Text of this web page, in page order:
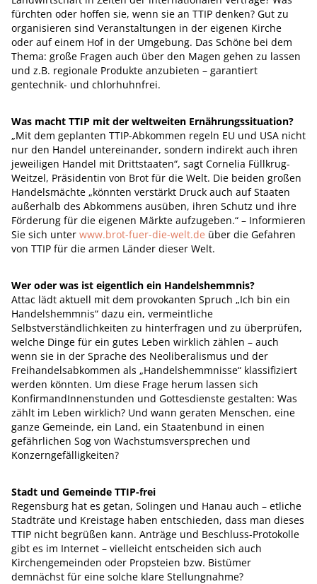
fürchten oder hoffen sie, wenn sie an TTIP denken? Gut zu
organisieren sind Veranstaltungen in der eigenen Kirche
oder auf einem Hof in der Umgebung. Das Schöne bei dem
Thema: große Fragen auch über den Magen gehen zu lassen
und z.B. regionale Produkte anzubieten – garantiert
gentechnik- und chlorhuhnfrei.
Was macht TTIP mit der weltweiten Ernährungssituation?
„Mit dem geplanten TTIP-Abkommen regeln EU und USA nicht
nur den Handel untereinander, sondern indirekt auch ihren
jeweiligen Handel mit Drittstaaten“, sagt Cornelia Füllkrug-
Weitzel, Präsidentin von Brot für die Welt. Die beiden großen
Handelsmächte „könnten verstärkt Druck auch auf Staaten
außerhalb des Abkommens ausüben, ihren Schutz und ihre
Förderung für die eigenen Märkte aufzugeben.“ – Informieren
Sie sich unter www.brot-fuer-die-welt.de über die Gefahren
von TTIP für die armen Länder dieser Welt.
Wer oder was ist eigentlich ein Handelshemmnis?
Attac lädt aktuell mit dem provokanten Spruch „Ich bin ein
Handelshemmnis“ dazu ein, vermeintliche
Selbstverständlichkeiten zu hinterfragen und zu überprüfen,
welche Dinge für ein gutes Leben wirklich zählen – auch
wenn sie in der Sprache des Neoliberalismus und der
Freihandelsabkommen als „Handelshemmnisse“ klassifiziert
werden könnten. Um diese Frage herum lassen sich
KonfirmandInnenstunden und Gottesdienste gestalten: Was
zählt im Leben wirklich? Und wann geraten Menschen, eine
ganze Gemeinde, ein Land, ein Staatenbund in einen
gefährlichen Sog von Wachstumsversprechen und
Konzerngefälligkeiten?
Stadt und Gemeinde TTIP-frei
Regensburg hat es getan, Solingen und Hanau auch – etliche
Stadträte und Kreistage haben entschieden, dass man dieses
TTIP nicht begrüßen kann. Anträge und Beschluss-Protokolle
gibt es im Internet – vielleicht entscheiden sich auch
Kirchengemeinden oder Propsteien bzw. Bistümer
demnächst für eine solche klare Stellungnahme?